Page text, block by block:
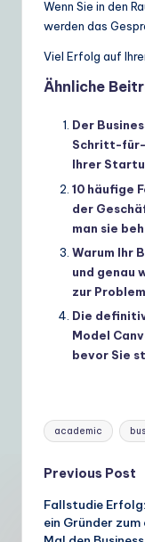
Wenn Sie in den
werden das
Viel Erfolg auf
Ähnliche
Der
Schritt-für-
Ihrer
10 häufige
der
man sie
Warum Ihr
und genau
zur
Die
Model
bevor Sie
Tags:
academic
Post
Previous Post
Fallstudie
ein Gründer zum